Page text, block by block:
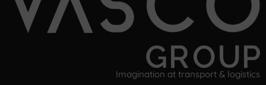
Imagination at transport & logistics